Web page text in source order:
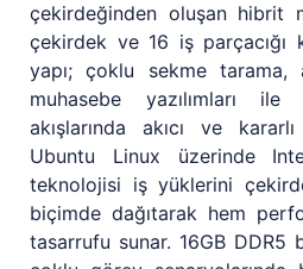
çekirdeğinden oluşan hibrit
çekirdek ve 16 iş parçacığı
yapı; çoklu sekme
muhasebe yazılımları
akışlarında akıcı ve
Ubuntu Linux üzerinde
teknolojisi iş yüklerini
biçimde dağıtarak hem
tasarrufu sunar. 16GB DDR5